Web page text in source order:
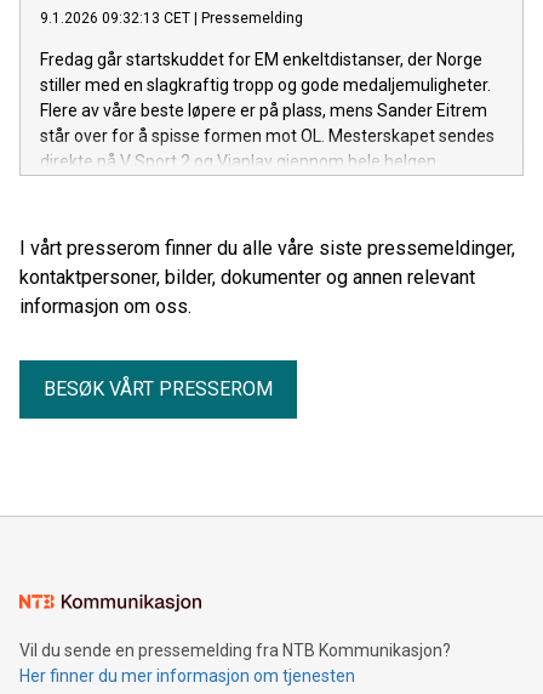
9.1.2026 09:32:13 CET Pressemelding
Fredag går startskuddet for EM enkeltdistanser, der Norge
stiller med en slagkraftig tropp og gode medaljemuligheter.
Flere av våre beste løpere er på plass, mens Sander Eitrem
står over for å spisse formen mot OL. Mesterskapet sendes
direkte på V Sport 2 og Viaplay gjennom hele helgen.
I vårt presserom finner du alle våre siste pressemeldinger,
kontaktpersoner, bilder, dokumenter og annen relevant
informasjon om oss.
BESØK VÅRT PRESSEROM
Vil du sende en pressemelding fra NTB Kommunikasjon?
Her finner du mer informasjon om tjenesten